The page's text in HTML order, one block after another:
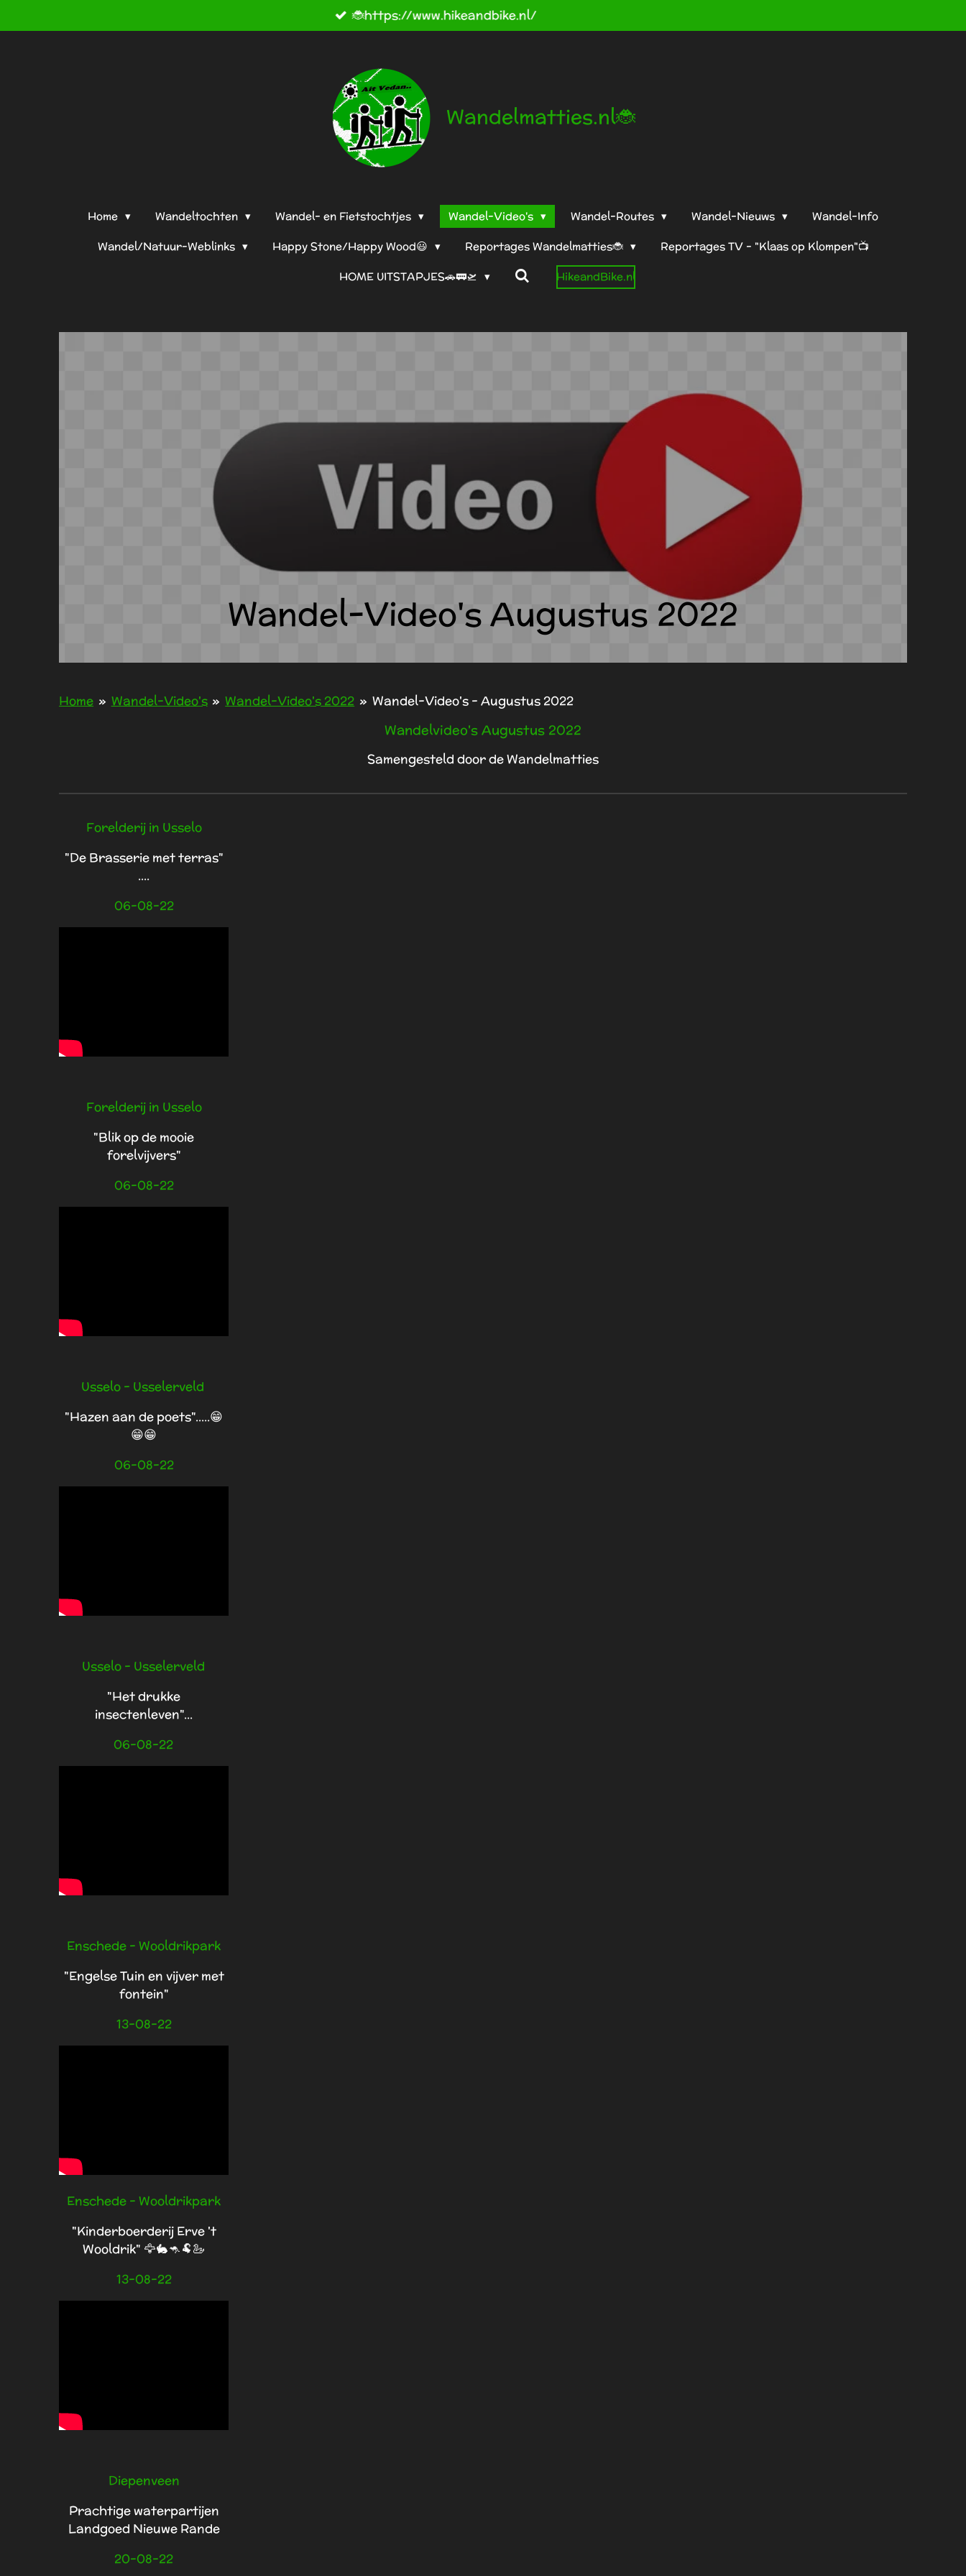
direct
Wandelmatties.nl🐞Deze site is bijgewerkt t/m 08-09-2023!
Wandelmatties.nl🐞
Home Wandeltochten Wandel- en Fietstochtjes Wandel-Video's Wandel-Routes Wandel-Nieuws
Wandel-Info
Wandel/Natuur-Weblinks
Happy Stone/Happy Wood😃 Reportages Wandelmatties🐞
Reportages TV - "Klaas op Klompen"📺
HOME UITSTAPJES🚗🚃🛫
HikeandBike.nl
Wandel-Video's Augustus 2022
Home » Wandel-Video's » Wandel-Video's 2022 » Wandel-Video's - Augustus 2022
Wandelvideo's Augustus 2022
Samengesteld door de Wandelmatties
Forelderij in Usselo
"De Brasserie met terras"
....
06-08-22
Forelderij in Usselo
"Blik op de mooie
forelvijvers"
06-08-22
Usselo - Usselerveld
"Hazen aan de poets".....😁
😁😁
06-08-22
Usselo - Usselerveld
"Het drukke
insectenleven"...
06-08-22
Enschede - Wooldrikpark
"Engelse Tuin en vijver met
fontein"
13-08-22
Enschede - Wooldrikpark
"Kinderboerderij Erve 't
Wooldrik" 🦅🐇🦘🐏🦢
13-08-22
Diepenveen
Prachtige waterpartijen
Landgoed Nieuwe Rande
20-08-22